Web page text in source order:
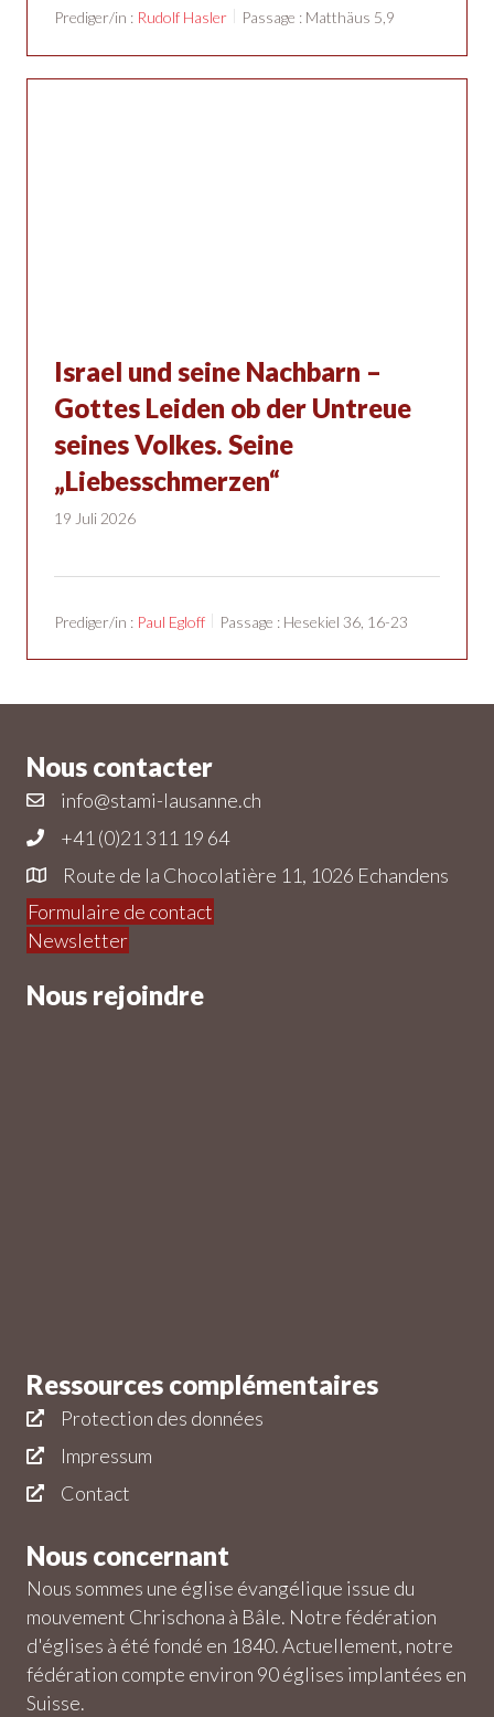
Prediger/in : Rudolf Hasler Passage : Matthäus 5,9
Israel und seine Nachbarn –
Gottes Leiden ob der Untreue
seines Volkes. Seine
„Liebesschmerzen“
19 Juli 2026
Prediger/in : Paul Egloff Passage : Hesekiel 36, 16-23
Nous contacter
info@stami-lausanne.ch
+41 (0)21 311 19 64
Route de la Chocolatière 11, 1026 Echandens
Formulaire de contact
Newsletter
Nous rejoindre
Ressources complémentaires
Protection des données
Impressum
Contact
Nous concernant
Nous sommes une église évangélique issue du
mouvement Chrischona à Bâle. Notre fédération
d'églises à été fondé en 1840. Actuellement, notre
fédération compte environ 90 églises implantées en
Suisse.